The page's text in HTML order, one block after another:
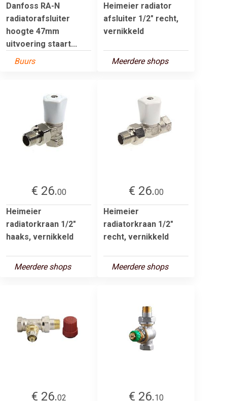
Danfoss RA-N
radiatorafsluiter
hoogte 47mm
uitvoering staart...
Buurs
Heimeier radiator
afsluiter 1/2" recht,
vernikkeld
Meerdere shops
€ 26.00
Heimeier
radiatorkraan 1/2"
haaks, vernikkeld
Meerdere shops
€ 26.00
Heimeier
radiatorkraan 1/2"
recht, vernikkeld
Meerdere shops
€ 26.02 € 26.10